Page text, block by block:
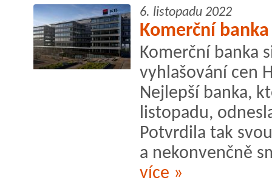
6. listopadu 2022
Komerční
Komerční banka
vyhlašování cen
Nejlepší banka,
listopadu,
Potvrdila tak
a nekonvenčně
více »